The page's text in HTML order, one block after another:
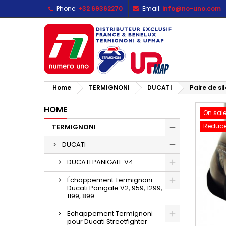
Phone: +32 69362270 Email: info@no-uno.com
Home TERMIGNONI DUCATI Paire de
HOME
TERMIGNONI
DUCATI
DUCATI PANIGALE V4
Échappement Termignoni
Ducati Panigale V2, 959, 1299,
1199, 899
Echappement Termignoni
pour Ducati Streetfighter
On